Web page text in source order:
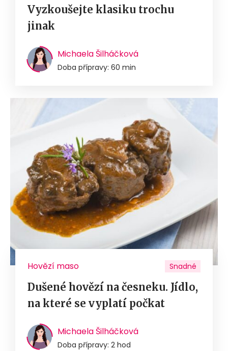
Vyzkoušejte klasiku trochu
jinak
Michaela Šilháčková
Doba přípravy: 60 min
Hovězí maso Snadné
Dušené hovězí na česneku. Jídlo,
na které se vyplatí počkat
Michaela Šilháčková
Doba přípravy: 2 hod